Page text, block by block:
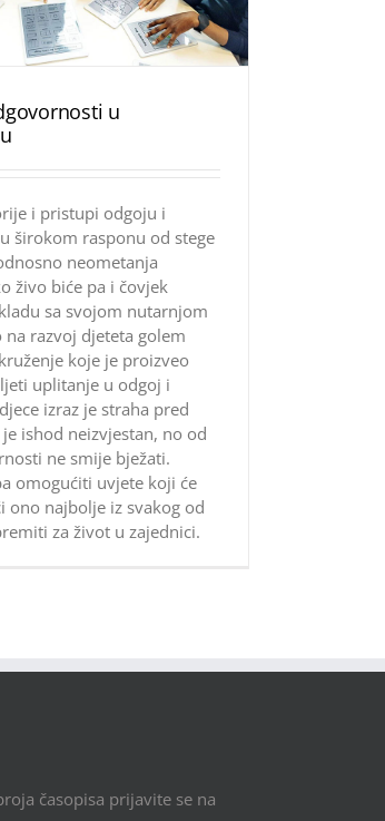
u
i pristupi odgoju i
širokom rasponu od stege
neometanja
živo biće pa i čovjek
sa svojom nutarnjom
razvoj djeteta golem
koje je proizveo
uplitanje u odgoj i
izraz je straha pred
ishod neizvjestan, no od
ne smije bježati.
omogućiti uvjete koji će
ono najbolje iz svakog od
za život u zajednici.
časopisa prijavite se na